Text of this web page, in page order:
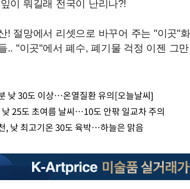
낮 30도 이상…온열질환 유의[오늘날씨]
낮 25도 초여름 날씨…10도 안팎 일교차 주의
, 낮 최고기온 30도 육박…하늘은 맑음